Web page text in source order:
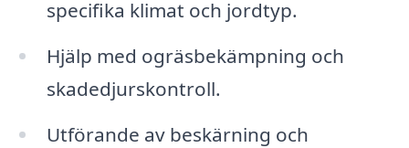
specifika klimat och jordtyp.
Hjälp med ogräsbekämpning och
skadedjurskontroll.
Utförande av beskärning och